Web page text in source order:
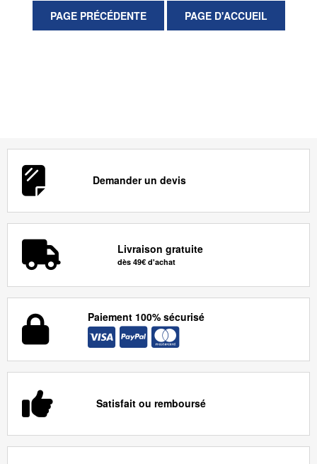
Demander un devis
Livraison gratuite
dès 49€ d'achat
Paiement 100% sécurisé
Satisfait ou remboursé